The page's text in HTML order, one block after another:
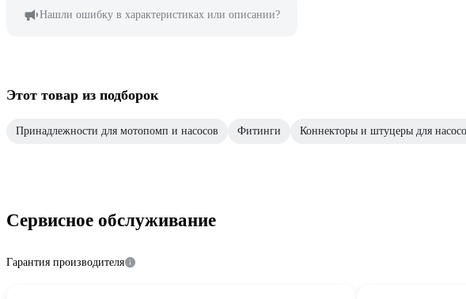
Нашли ошибку в характеристиках или описании?
Этот товар из подборок
Принадлежности для мотопомп и насосов Фитинги Коннекторы и штуцеры для
Сервисное обслуживание
Гарантия производителя